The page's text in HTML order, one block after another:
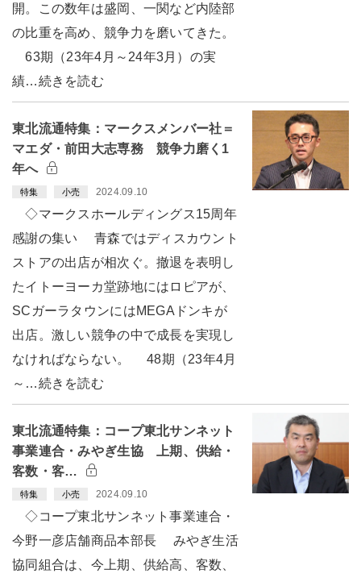
開。この数年は盛岡、一関など内陸部
の比重を高め、競争力を磨いてきた。
63期（23年4月～24年3月）の実
績…続きを読む
東北流通特集：マークスメンバー社＝
マエダ・前田大志専務 競争力磨く1
年へ
特集 小売 2024.09.10
◇マークスホールディングス15周年
感謝の集い 青森ではディスカウント
ストアの出店が相次ぐ。撤退を表明し
たイトーヨーカ堂跡地にはロピアが、
SCガーラタウンにはMEGAドンキが
出店。激しい競争の中で成長を実現し
なければならない。 48期（23年4月
～…続きを読む
東北流通特集：コープ東北サンネット
事業連合・みやぎ生協 上期、供給・
客数・客…
特集 小売 2024.09.10
◇コープ東北サンネット事業連合・
今野一彦店舗商品本部長 みやぎ生活
協同組合は、今上期、供給高、客数、